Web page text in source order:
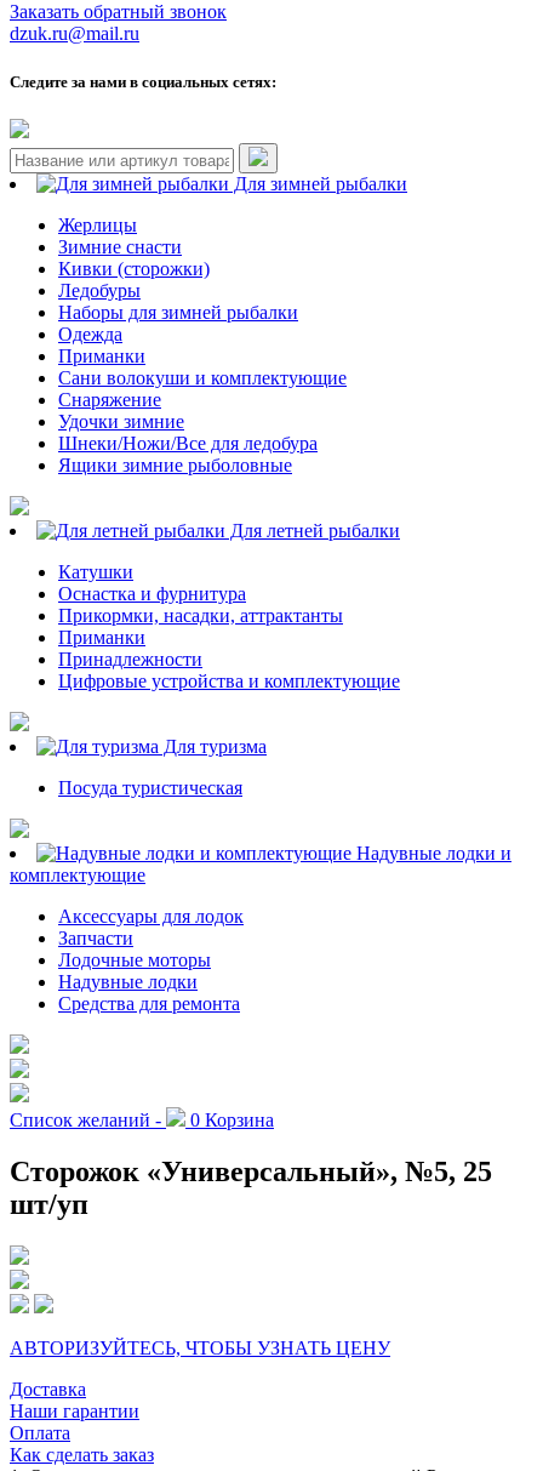
Заказать обратный звонок
dzuk.ru@mail.ru
Следите за нами в социальных сетях:
Для зимней рыбалки
Жерлицы
Зимние снасти
Кивки (сторожки)
Ледобуры
Наборы для зимней рыбалки
Одежда
Приманки
Сани волокуши и комплектующие
Снаряжение
Удочки зимние
Шнеки/Ножи/Все для ледобура
Ящики зимние рыболовные
Для летней рыбалки
Катушки
Оснастка и фурнитура
Прикормки, насадки, аттрактанты
Приманки
Принадлежности
Цифровые устройства и комплектующие
Для туризма
Посуда туристическая
Надувные лодки и
комплектующие
Аксессуары для лодок
Запчасти
Лодочные моторы
Надувные лодки
Средства для ремонта
Список желаний - 0 Корзина
Сторожок «Универсальный», №5, 25
шт/уп
АВТОРИЗУЙТЕСЬ, ЧТОБЫ УЗНАТЬ ЦЕНУ
Доставка
Наши гарантии
Оплата
Как сделать заказ